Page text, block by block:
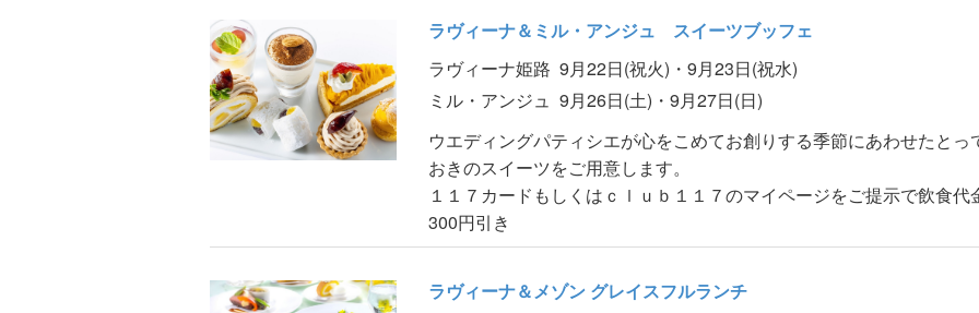
ラヴィーナ＆ミル・アンジュ スイーツブッフェ
ラヴィーナ姫路 9月22日(祝火)・9月23日(祝水)
ミル・アンジュ 9月26日(土)・9月27日(日)
ウエディングパティシエが心をこめてお創りする季節にあわせたとっ
おきのスイーツをご用意します。
１１７カードもしくはｃｌｕｂ１１７のマイページをご提示で飲食代
300円引き
ラヴィーナ＆メゾン グレイスフルランチ